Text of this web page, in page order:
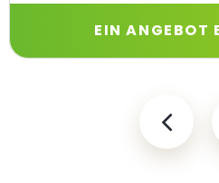
EIN ANGEBOT